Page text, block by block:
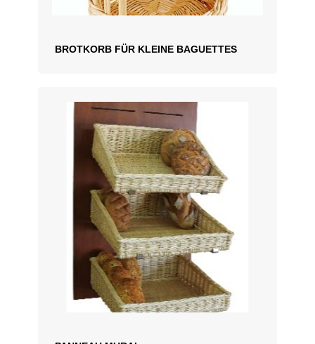
BROTKORB FÜR KLEINE BAGUETTES